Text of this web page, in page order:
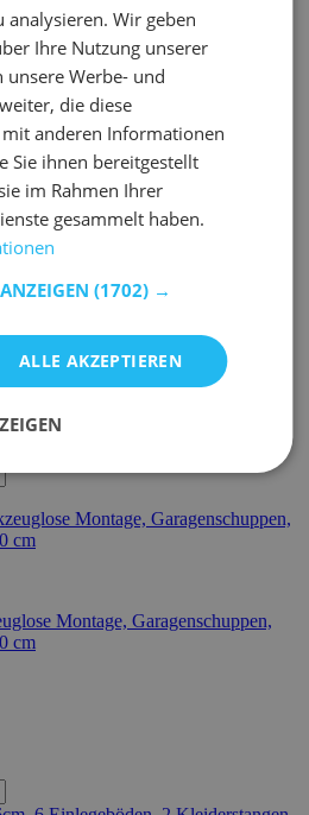
Spanplatte | 18mm Stärke |
Rücksendung
oder Ratenzahlung
Montage, Garagenschuppen,
cm
analysieren. Wir geben
Ihre Nutzung unserer
unsere Werbe- und
die diese
anderen Informationen
Sie ihnen bereitgestellt
im Rahmen Ihrer
gesammelt haben.
(1702) →
ALLE AKZEPTIEREN